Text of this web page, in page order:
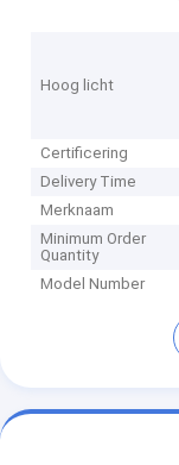
Hoog licht
Certificering
Delivery Time
Merknaam
Minimum Order
Quantity
Model Number